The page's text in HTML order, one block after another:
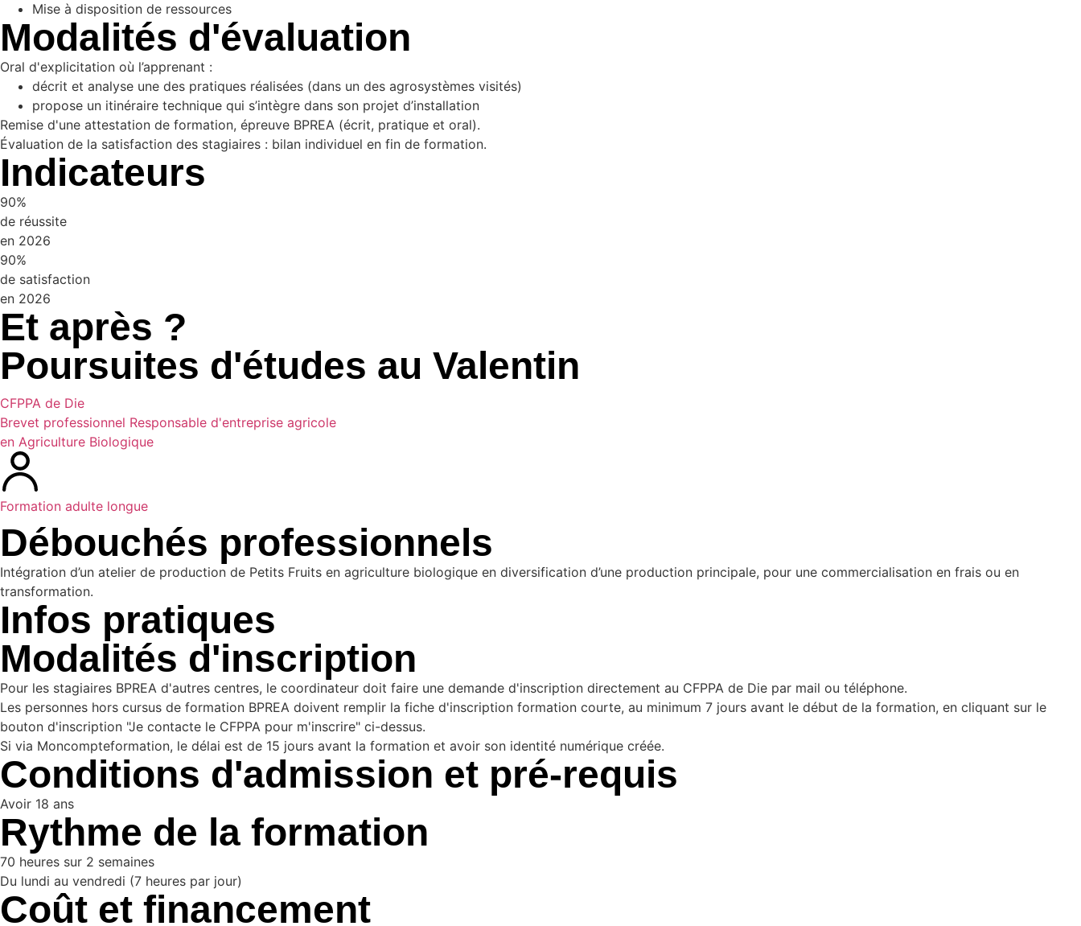
Mise à disposition de ressources
Modalités d'évaluation
Oral d'explicitation où l’apprenant :
décrit et analyse une des pratiques réalisées (dans un des agrosystèmes visités)
propose un itinéraire technique qui s’intègre dans son projet d’installation
Remise d'une attestation de formation, épreuve BPREA (écrit, pratique et oral).
Évaluation de la satisfaction des stagiaires : bilan individuel en fin de formation.
Indicateurs
90%
de réussite
en 2026
90%
de satisfaction
en 2026
Et après ?
Poursuites d'études au Valentin
CFPPA de Die
Brevet professionnel Responsable d'entreprise agricole
en Agriculture Biologique
Formation adulte longue
Débouchés professionnels
Intégration d’un atelier de production de Petits Fruits en agriculture biologique en diversification d’une production principale, pour une commercialisation en frais ou en
transformation.
Infos pratiques
Modalités d'inscription
Pour les stagiaires BPREA d'autres centres, le coordinateur doit faire une demande d'inscription directement au CFPPA de Die par mail ou téléphone.
Les personnes hors cursus de formation BPREA doivent remplir la fiche d'inscription formation courte, au minimum 7 jours avant le début de la formation, en cliquant sur le
bouton d'inscription "Je contacte le CFPPA pour m'inscrire" ci-dessus.
Si via Moncompteformation, le délai est de 15 jours avant la formation et avoir son identité numérique créée.
Conditions d'admission et pré-requis
Avoir 18 ans
Rythme de la formation
70 heures sur 2 semaines
Du lundi au vendredi (7 heures par jour)
Coût et financement